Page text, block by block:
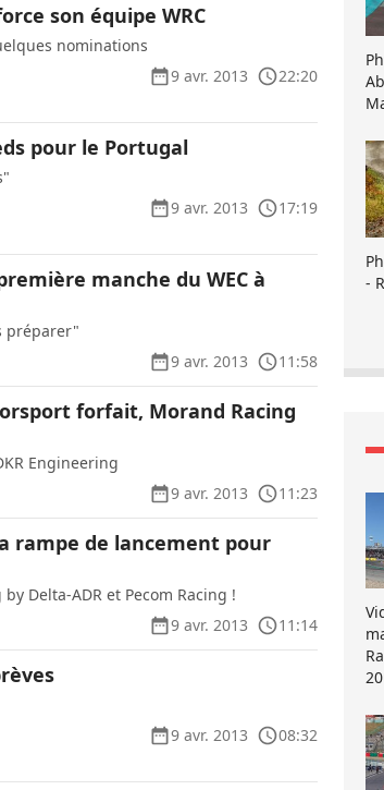
son équipe WRC
nominations
9 avr. 2013
22:20
pour le Portugal
9 avr. 2013
17:19
manche du WEC à
préparer"
9 avr. 2013
11:58
forfait, Morand Racing
Engineering
9 avr. 2013
11:23
rampe de lancement pour
Delta-ADR et Pecom Racing !
9 avr. 2013
11:14
9 avr. 2013
08:32
-